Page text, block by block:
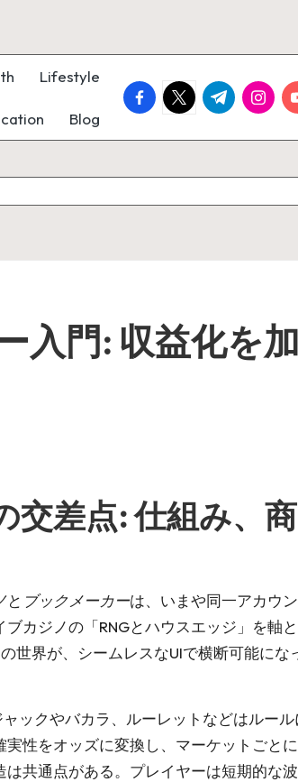
Lifestyle
Blog
facebook.com
twitter.com
t.me
入門: 収益化を
差点: 仕組み、
と ブックメーカーは、いまや同一アカウ
カジノの「RNGとハウスエッジ」を軸
界が、シームレスなUIで横断可能に
ックやバカラ、ルーレットなどはルール
性をオッズに変換し、マーケットごとに
共通点がある。プレイヤーは短期的な